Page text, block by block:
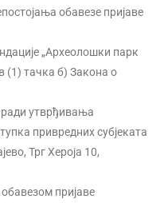
обавезе пријаве
„Археолошки парк
(1) тачка б) Закона о
утврђивања
привредних субјеката
Трг Хероја 10,
пријаве